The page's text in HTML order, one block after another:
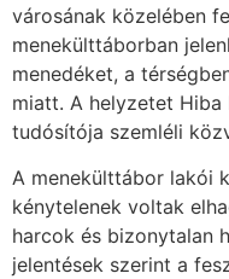
városának közelében
menekülttáborban
menedéket, a
miatt. A helyzetet Hiba
tudósítója szemléli
A menekülttábor lakói
kénytelenek voltak
harcok és bizonytalan
jelentések szerint a